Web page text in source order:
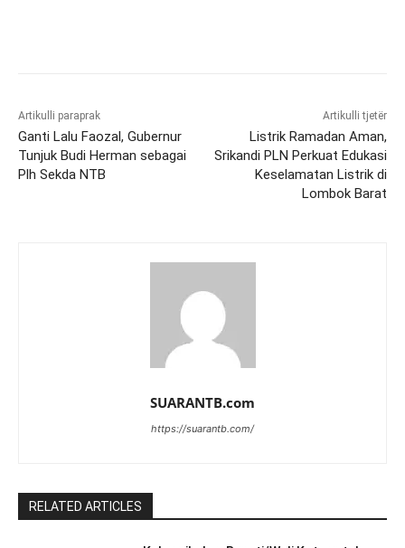
Artikulli paraprak
Ganti Lalu Faozal, Gubernur
Tunjuk Budi Herman sebagai
Plh Sekda NTB
Artikulli tjetër
Listrik Ramadan Aman,
Srikandi PLN Perkuat Edukasi
Keselamatan Listrik di
Lombok Barat
SUARANTB.com
https://suarantb.com/
RELATED ARTICLES